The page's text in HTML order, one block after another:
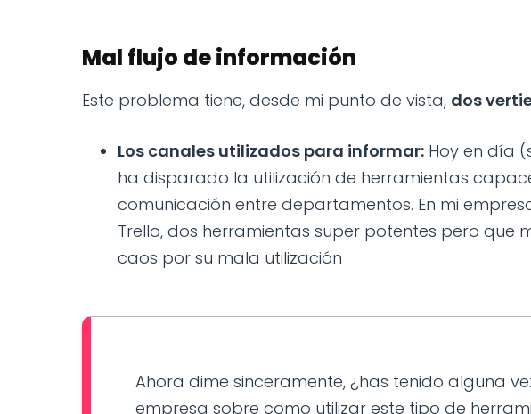
Mal flujo de información
Este problema tiene, desde mi punto de vista, dos
Los canales utilizados para informar: Hoy en día
ha disparado la utilización de herramientas
comunicación entre departamentos. En mi
Trello, dos herramientas super potentes pero que
caos por su mala utilización
Ahora dime sinceramente, ¿has tenido alguna
empresa sobre como utilizar este tipo de